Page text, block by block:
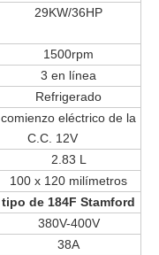
29KW/36HP
1500rpm
3 en línea
Refrigerado
comienzo eléctrico de la
C.C. 12V
2.83 L
100 x 120 milímetros
tipo de 184F Stamford
380V-400V
38A